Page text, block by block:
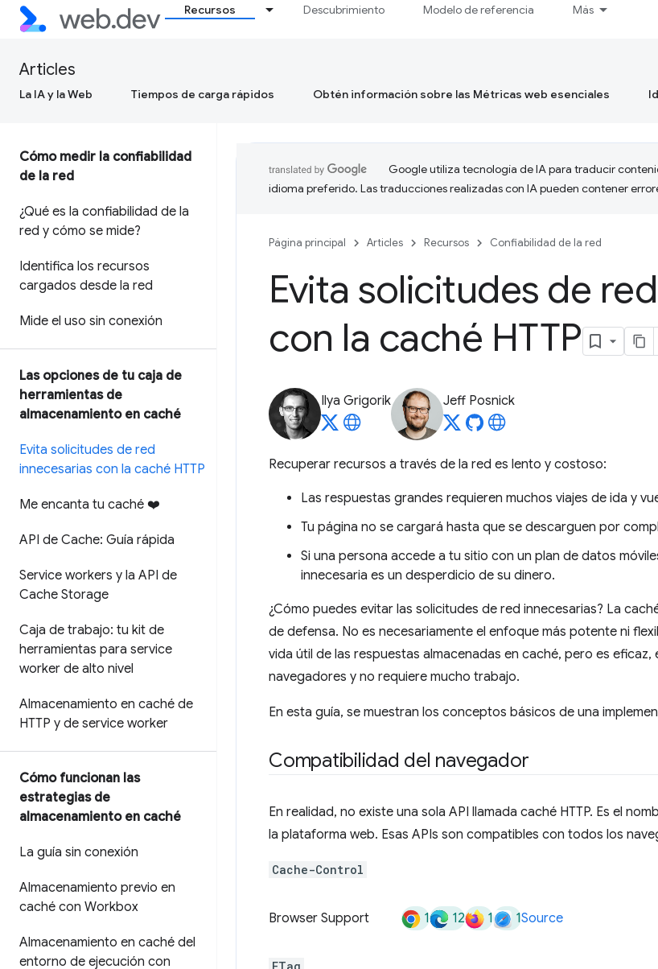
Recursos Descubrimiento Modelo de referencia Más
Articles
La IA y la Web Tiempos de carga rápidos Obtén información sobre las Métricas web esenciales
Cómo medir la confiabilidad
de la red
¿Qué es la confiabilidad de la
red y cómo se mide?
Identifica los recursos
cargados desde la red
Mide el uso sin conexión
Las opciones de tu caja de
herramientas de
almacenamiento en caché
Evita solicitudes de red
innecesarias con la caché HTTP
Me encanta tu caché ❤️
API de Cache: Guía rápida
Service workers y la API de
Cache Storage
Caja de trabajo: tu kit de
herramientas para service
worker de alto nivel
Almacenamiento en caché de
HTTP y de service worker
Cómo funcionan las
estrategias de
almacenamiento en caché
La guía sin conexión
Almacenamiento previo en
caché con Workbox
Almacenamiento en caché del
entorno de ejecución con
Google utiliza tecnología de IA para traducir
idioma preferido. Las traducciones realizadas con IA pueden contener
Página principal Articles Recursos Confiabilidad de la red
Evita solicitudes de
con la caché HTTP
Ilya Grigorik Jeff Posnick
Recuperar recursos a través de la red es lento y costoso:
Las respuestas grandes requieren muchos viajes de ida y
Tu página no se cargará hasta que se descarguen por
Si una persona accede a tu sitio con un plan de datos
innecesaria es un desperdicio de su dinero.
¿Cómo puedes evitar las solicitudes de red innecesarias? La
de defensa. No es necesariamente el enfoque más potente ni
vida útil de las respuestas almacenadas en caché, pero es
navegadores y no requiere mucho trabajo.
En esta guía, se muestran los conceptos básicos de una
Compatibilidad del navegador
En realidad, no existe una sola API llamada caché HTTP. Es el
la plataforma web. Esas APIs son compatibles con todos los
Cache-Control
Browser Support 1 12 1 1Source